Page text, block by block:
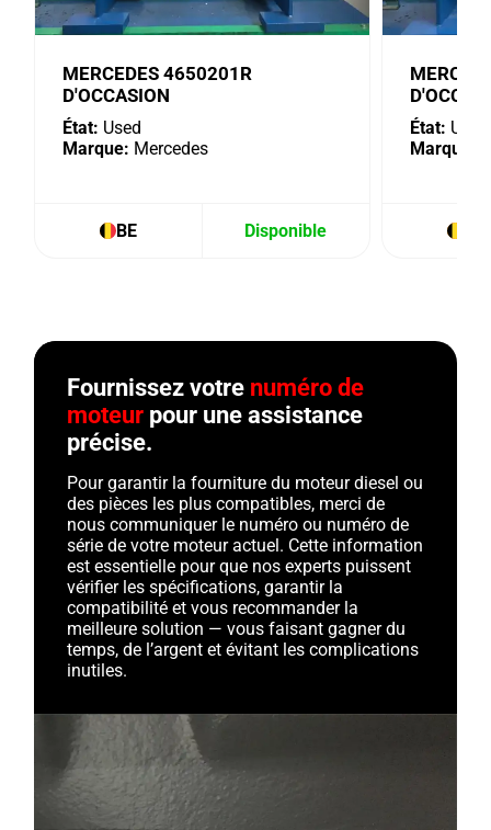
MERCEDES 4650201R
D'OCCASION
État: Used
Marque: Mercedes
BE Disponible
État: Used
Marque:
Fournissez votre numéro de
moteur pour une assistance
précise.
Pour garantir la fourniture du moteur diesel ou
des pièces les plus compatibles, merci de
nous communiquer le numéro ou numéro de
série de votre moteur actuel. Cette information
est essentielle pour que nos experts puissent
vérifier les spécifications, garantir la
compatibilité et vous recommander la
meilleure solution — vous faisant gagner du
temps, de l’argent et évitant les complications
inutiles.